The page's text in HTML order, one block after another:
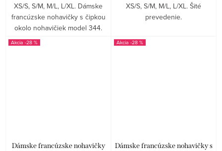
XS/S, S/M, M/L, L/XL. Dámske
francúzske nohavičky s čipkou
okolo nohavičiek model 344.
XS/S, S/M, M/L, L/XL. Šité
prevedenie.
-28 %
Dámske francúzske nohavičky
-28 %
Dámske francúzske nohavičky s